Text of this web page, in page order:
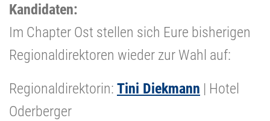
Kandidaten:
Im Chapter Ost stellen sich Eure bisherigen
Regionaldirektoren wieder zur Wahl auf:
Regionaldirektorin: Tini Diekmann | Hotel
Oderberger